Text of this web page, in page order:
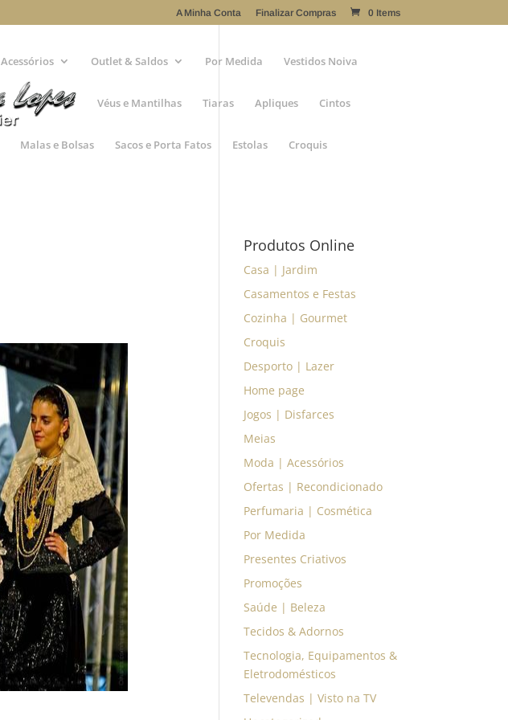
A Minha Conta Finalizar Compras 0 Items
Acessórios Outlet & Saldos Por Medida Vestidos Noiva
Véus e Mantilhas Tiaras Apliques Cintos
Malas e Bolsas Sacos e Porta Fatos Estolas Croquis
Produtos Online
Casa | Jardim
Casamentos e Festas
Cozinha | Gourmet
Croquis
Desporto | Lazer
Home page
Jogos | Disfarces
Meias
Moda | Acessórios
Ofertas | Recondicionado
Perfumaria | Cosmética
Por Medida
Presentes Criativos
Promoções
Saúde | Beleza
Tecidos & Adornos
Tecnologia, Equipamentos &
Eletrodomésticos
Televendas | Visto na TV